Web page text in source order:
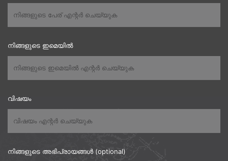
നിങ്ങളുടെ ഇമെയിൽ
വിഷയം
നിങ്ങളുടെ അഭിപ്രായങ്ങൾ (optional)